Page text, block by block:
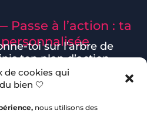
de cookies qui
bien 🤍
nous utilisons des
Passe à l’action : ta
toi sur l’arbre de
ton plan d’action